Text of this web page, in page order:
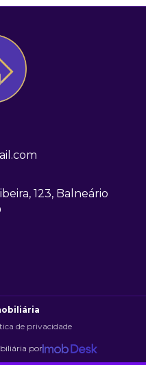
123, Balneário
de privacidade
por